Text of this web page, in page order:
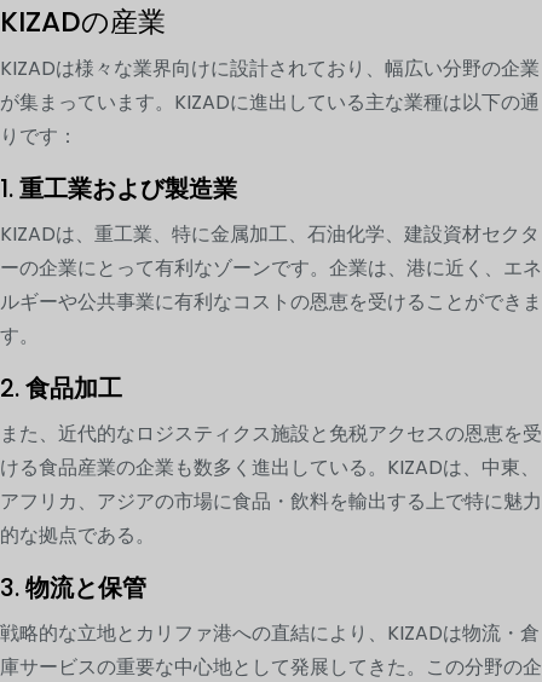
KIZADの産業
KIZADは様々な業界向けに設計されており、幅広い分野の企業
が集まっています。KIZADに進出している主な業種は以下の通
りです：
1.重工業および製造業
KIZADは、重工業、特に金属加工、石油化学、建設資材セクタ
ーの企業にとって有利なゾーンです。企業は、港に近く、エネ
ルギーや公共事業に有利なコストの恩恵を受けることができま
す。
2.食品加工
また、近代的なロジスティクス施設と免税アクセスの恩恵を受
ける食品産業の企業も数多く進出している。KIZADは、中東、
アフリカ、アジアの市場に食品・飲料を輸出する上で特に魅力
的な拠点である。
3.物流と保管
戦略的な立地とカリファ港への直結により、KIZADは物流・倉
庫サービスの重要な中心地として発展してきた。この分野の企